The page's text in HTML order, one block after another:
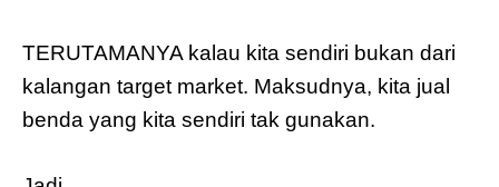
TERUTAMANYA kalau kita sendiri bukan dari
kalangan target market. Maksudnya, kita jual
benda yang kita sendiri tak gunakan.